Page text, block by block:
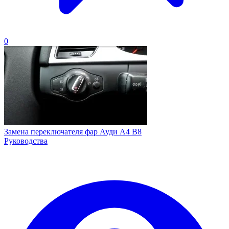
0
Замена переключателя фар Ауди А4 B8
Руководства